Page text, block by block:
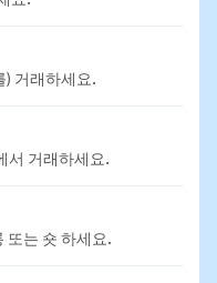
) 거래하세요.
서 거래하세요.
또는 숏 하세요.